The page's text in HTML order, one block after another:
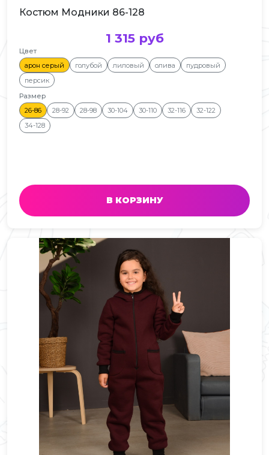
Костюм Модники 86-128
1 315 руб
Цвет
арон серый
голубой лиловый олива
пудровый
персик
Размер
26-86
28-92 28-98 30-104 30-110 32-116
32-122
34-128
В КОРЗИНУ